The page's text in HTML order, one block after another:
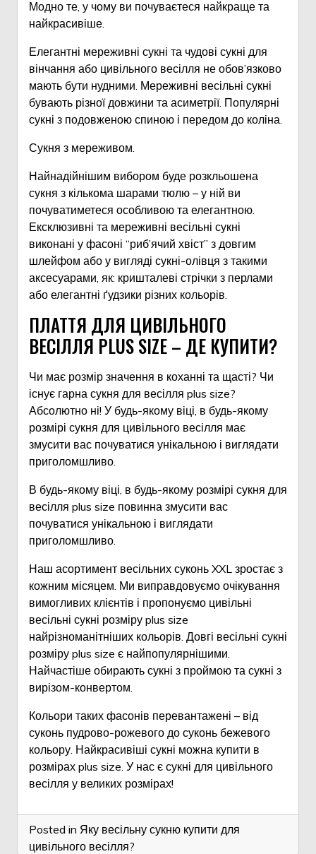
Модно те, у чому ви почуваєтеся найкраще та
найкрасивіше.
Елегантні мереживні сукні та чудові сукні для
вінчання або цивільного весілля не обов’язково
мають бути нудними. Мереживні весільні сукні
бувають різної довжини та асиметрії. Популярні
сукні з подовженою спиною і передом до коліна.
Сукня з мереживом.
Найнадійнішим вибором буде розкльошена
сукня з кількома шарами тюлю – у ній ви
почуватиметеся особливою та елегантною.
Ексклюзивні та мереживні весільні сукні
виконані у фасоні “риб’ячий хвіст” з довгим
шлейфом або у вигляді сукні-олівця з такими
аксесуарами, як: кришталеві стрічки з перлами
або елегантні ґудзики різних кольорів.
ПЛАТТЯ ДЛЯ ЦИВІЛЬНОГО
ВЕСІЛЛЯ PLUS SIZE – ДЕ КУПИТИ?
Чи має розмір значення в коханні та щасті? Чи
існує гарна сукня для весілля plus size?
Абсолютно ні! У будь-якому віці, в будь-якому
розмірі сукня для цивільного весілля має
змусити вас почуватися унікальною і виглядати
приголомшливо.
В будь-якому віці, в будь-якому розмірі сукня для
весілля plus size повинна змусити вас
почуватися унікальною і виглядати
приголомшливо.
Наш асортимент весільних суконь XXL зростає з
кожним місяцем. Ми виправдовуємо очікування
вимогливих клієнтів і пропонуємо цивільні
весільні сукні розміру plus size
найрізноманітніших кольорів. Довгі весільні сукні
розміру plus size є найпопулярнішими.
Найчастіше обирають сукні з проймою та сукні з
вирізом-конвертом.
Кольори таких фасонів перевантажені – від
суконь пудрово-рожевого до суконь бежевого
кольору. Найкрасивіші сукні можна купити в
розмірах plus size. У нас є сукні для цивільного
весілля у великих розмірах!
Posted in Яку весільну сукню купити для
цивільного весілля?